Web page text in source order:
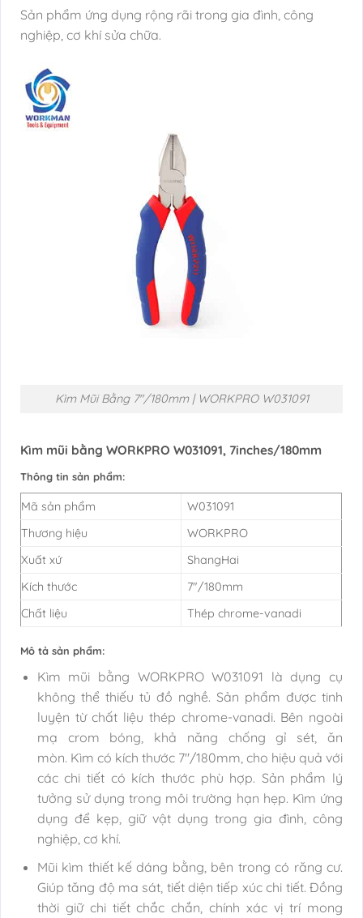
Sản phẩm ứng dụng rộng rãi trong gia đình, công
nghiệp, cơ khí sửa chữa.
Kìm Mũi Bằng 7″/180mm | WORKPRO W031091
Kìm mũi bằng WORKPRO W031091, 7inches/180mm
Thông tin sản phẩm:
Mã sản phẩm
W031091
Thương hiệu
WORKPRO
Xuất xứ
ShangHai
Kích thước
7″/180mm
Chất liệu
Thép chrome-vanadi
Mô tả sản phẩm:
Kìm mũi bằng WORKPRO W031091 là dụng cụ
không thể thiếu tủ đồ nghề. Sản phẩm được tinh
luyện từ chất liệu thép chrome-vanadi. Bên ngoài
mạ crom bóng, khả năng chống gỉ sét, ăn
mòn. Kìm có kích thước 7″/180mm, cho hiệu quả với
các chi tiết có kích thước phù hợp. Sản phẩm lý
tưởng sử dụng trong môi trường hạn hẹp. Kìm ứng
dụng để kẹp, giữ vật dụng trong gia đình, công
nghiệp, cơ khí.
Mũi kìm thiết kế dáng bằng, bên trong có răng cư.
Giúp tăng độ ma sát, tiết diện tiếp xúc chi tiết. Đồng
thời giữ chi tiết chắc chắn, chính xác vị trí mong